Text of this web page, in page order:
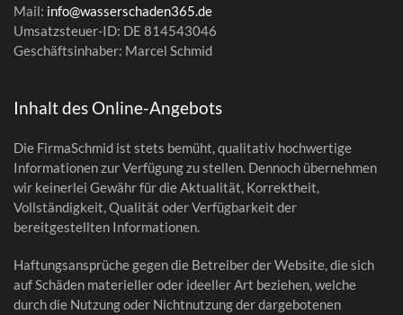
Mail: info@wasserschaden365.de
Umsatzsteuer-ID: DE 814543046
Geschäftsinhaber: Marcel Schmid
Inhalt des Online-Angebots
Die FirmaSchmid ist stets bemüht, qualitativ hochwertige
Informationen zur Verfügung zu stellen. Dennoch übernehmen
wir keinerlei Gewähr für die Aktualität, Korrektheit,
Vollständigkeit, Qualität oder Verfügbarkeit der
bereitgestellten Informationen.
Haftungsansprüche gegen die Betreiber der Website, die sich
auf Schäden materieller oder ideeller Art beziehen, welche
durch die Nutzung oder Nichtnutzung der dargebotenen